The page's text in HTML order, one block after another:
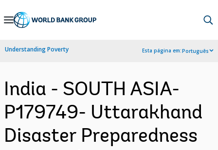
Skip
Navigation
Understanding Poverty Esta página em:Português
India - SOUTH ASIA-
P179749- Uttarakhand
Disaster Preparedness